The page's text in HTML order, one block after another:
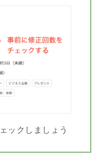
ックしましょう